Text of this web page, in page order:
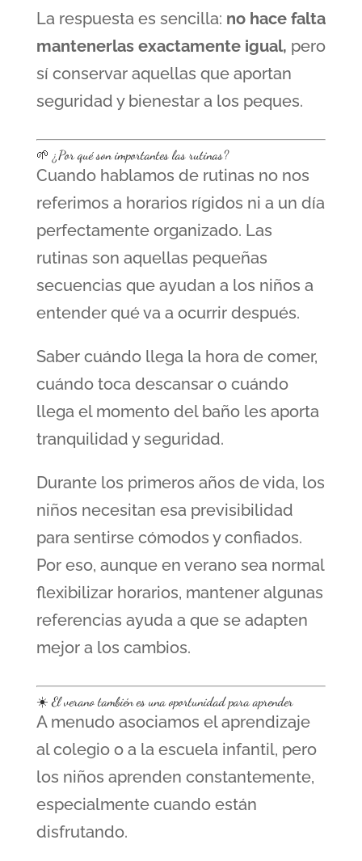
La respuesta es sencilla: no hace falta
mantenerlas exactamente igual, pero
sí conservar aquellas que aportan
seguridad y bienestar a los peques.
🌱 ¿Por qué son importantes las rutinas?
Cuando hablamos de rutinas no nos
referimos a horarios rígidos ni a un día
perfectamente organizado. Las
rutinas son aquellas pequeñas
secuencias que ayudan a los niños a
entender qué va a ocurrir después.
Saber cuándo llega la hora de comer,
cuándo toca descansar o cuándo
llega el momento del baño les aporta
tranquilidad y seguridad.
Durante los primeros años de vida, los
niños necesitan esa previsibilidad
para sentirse cómodos y confiados.
Por eso, aunque en verano sea normal
flexibilizar horarios, mantener algunas
referencias ayuda a que se adapten
mejor a los cambios.
☀️ El verano también es una oportunidad para aprender
A menudo asociamos el aprendizaje
al colegio o a la escuela infantil, pero
los niños aprenden constantemente,
especialmente cuando están
disfrutando.